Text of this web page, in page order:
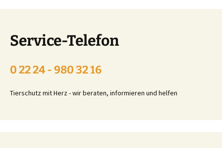
Service-Telefon
0 22 24 - 980 32 16
Tierschutz mit Herz - wir beraten, informieren und helfen